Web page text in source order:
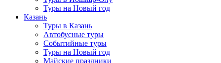
Туры на Новый год
Казань
Туры в Казань
Автобусные туры
Событийные туры
Туры на Новый год
Майские праздники